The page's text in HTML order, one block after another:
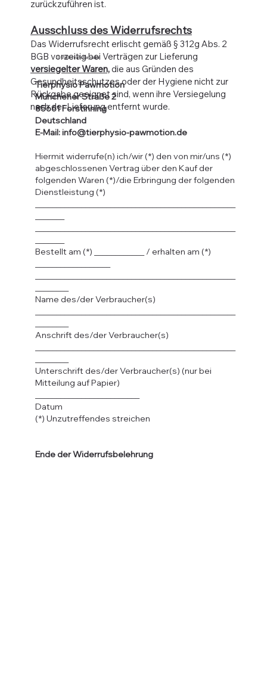
zurückzuführen ist.
Ausschluss des Widerrufsrechts
Das Widerrufsrecht erlischt gemäß § 312g Abs. 2
BGB vorzeitig bei Verträgen zur Lieferung
versiegelter Waren,die aus Gründen des
Gesundheitsschutzes oder der Hygiene nicht zur
Rückgabe geeignet sind, wenn ihre Versiegelung
nach der Lieferung entfernt wurde.
II. Widerrufsformular
Tierphysio Pawmotion
Münchener Straße 2
85661 Forstinning
Deutschland
E-Mail: info@tierphysio-pawmotion.de
Hiermit widerrufe(n) ich/wir (*) den von mir/uns (*)
abgeschlossenen Vertrag über den Kauf der
folgenden Waren (*)/die Erbringung der folgenden
Dienstleistung (*)
Bestellt am (*) ____________ / erhalten am (*)
Name des/der Verbraucher(s)
Anschrift des/der Verbraucher(s)
Unterschrift des/der Verbraucher(s) (nur bei
Mitteilung auf Papier)
Datum
(*) Unzutreffendes streichen
Ende der Widerrufsbelehrung